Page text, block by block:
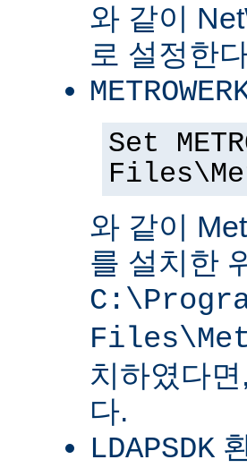
와 같이
로 설정한
Set
와 같이
를 설치한
치하였다
다.
LDAPSDK